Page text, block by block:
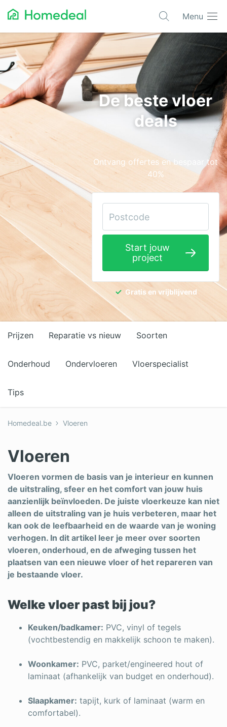
Menu
Populaire projecten
Aannemer
Airco
Alarmsystemen
Architect
Asbest
Bestrating
Cv-ketels
Dakwerken
Elektricien
Gevelwerken
Glas
Hekwerken
Hovenier
Loodgieter
Rolluiken
Schilder
Stukadoor
Tegelzetter
Vloeren
Vochtbestrijding
Warmtepomp
Bent u een vakspecialist?
De beste vloer
deals
Ontvang offertes en bespaar tot
40%
Start jouw
project
Gratis en vrijblijvend
Prijzen Reparatie vs nieuw Soorten
Onderhoud Ondervloeren Vloerspecialist
Tips
Homedeal.be Vloeren
Vloeren
Vloeren vormen de basis van je interieur en kunnen
de uitstraling, sfeer en het comfort van jouw huis
aanzienlijk beïnvloeden. De juiste vloerkeuze kan niet
alleen de uitstraling van je huis verbeteren, maar het
kan ook de leefbaarheid en de waarde van je woning
verhogen. In dit artikel leer je meer over soorten
vloeren, onderhoud, en de afweging tussen het
plaatsen van een nieuwe vloer of het repareren van
je bestaande vloer.
Welke vloer past bij jou?
Keuken/badkamer: PVC, vinyl of tegels
(vochtbestendig en makkelijk schoon te maken).
Woonkamer: PVC, parket/engineered hout of
laminaat (afhankelijk van budget en onderhoud).
Slaapkamer: tapijt, kurk of laminaat (warm en
comfortabel).